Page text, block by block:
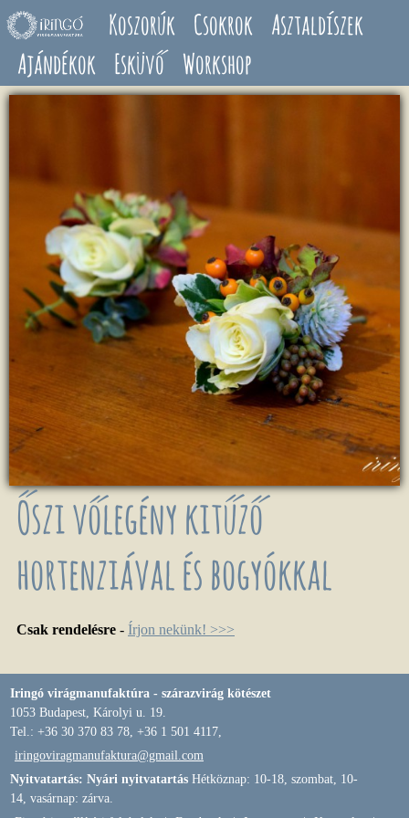
Ugrás a tartalomra Koszorúk Csokrok Asztaldíszek
Ajándékok Esküvő Workshop
Őszi vőlegény kitűző
hortenziával és bogyókkal
Csak rendelésre - Írjon nekünk! >>>
Iringó virágmanufaktúra - szárazvirág kötészet
1053 Budapest, Károlyi u. 19.
Tel.: +36 30 370 83 78, +36 1 501 4117,
iringoviragmanufaktura@gmail.com
Nyitvatartás: Nyári nyitvatartás Hétköznap: 10-18, szombat, 10-
14, vasárnap: zárva.